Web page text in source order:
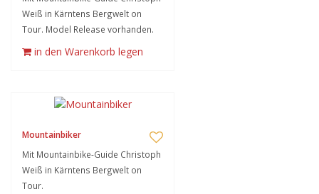
Weiß in Kärntens Bergwelt on
Tour. Model Release vorhanden.
in den Warenkorb legen
Mountainbiker
Mit Mountainbike-Guide Christoph
Weiß in Kärntens Bergwelt on
Tour.